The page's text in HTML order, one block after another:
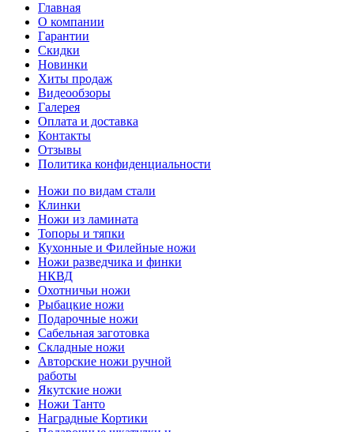
Главная
О компании
Гарантии
Скидки
Новинки
Хиты продаж
Видеообзоры
Галерея
Оплата и доставка
Контакты
Отзывы
Политика конфиденциальности
Ножи по видам стали
Клинки
Ножи из ламината
Топоры и тяпки
Кухонные и Филейные ножи
Ножи разведчика и финки
НКВД
Охотничьи ножи
Рыбацкие ножи
Подарочные ножи
Сабельная заготовка
Складные ножи
Авторские ножи ручной
работы
Якутские ножи
Ножи Танто
Наградные Кортики